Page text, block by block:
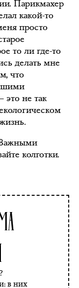
Парикмахер
какой-то
просто
то ли где-то
делать мне
что
не так
колготки.
в них